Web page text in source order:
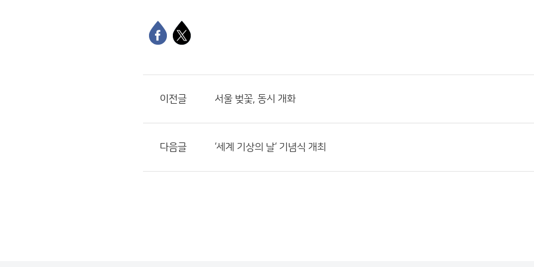
이전글 서울 벚꽃, 동시 개화
다음글 ‘세계 기상의 날‘ 기념식 개최